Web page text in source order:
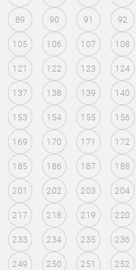
89 90 91 92
105 106 107 108
121 122 123 124
137 138 139 140
153 154 155 156
169 170 171 172
185 186 187 188
201 202 203 204
217 218 219 220
233 234 235 236
249 250 251 252